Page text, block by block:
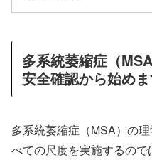
多系統萎縮症（
安全確認から始め
多系統萎縮症（MSA）の
べての尺度を実施するので